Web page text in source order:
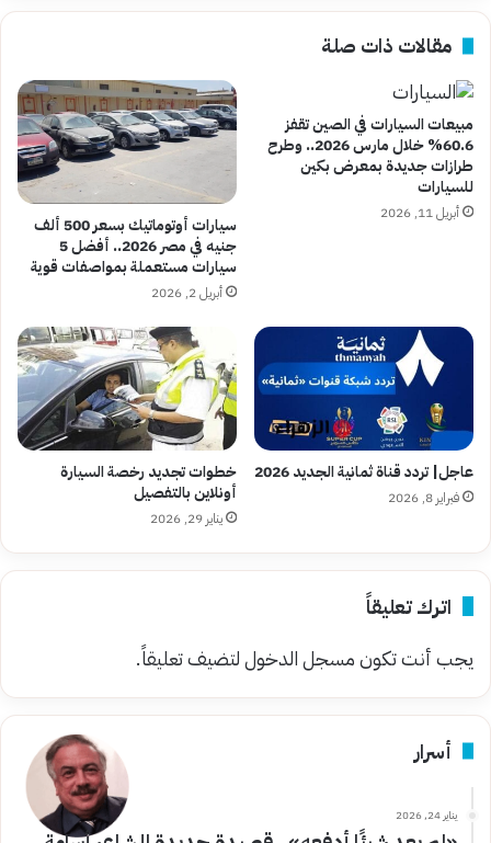
مقالات ذات صلة
مبيعات السيارات في الصين تقفز
60.6% خلال مارس 2026.. وطرح
طرازات جديدة بمعرض بكين
للسيارات
أبريل 11, 2026
سيارات أوتوماتيك بسعر 500 ألف
جنيه في مصر 2026.. أفضل 5
سيارات مستعملة بمواصفات قوية
أبريل 2, 2026
عاجل| تردد قناة ثمانية الجديد 2026
فبراير 8, 2026
خطوات تجديد رخصة السيارة
أونلاين بالتفصيل
يناير 29, 2026
اترك تعليقاً
يجب أنت تكونمسجل الدخوللتضيف تعليقاً.
أسرار
يناير 24, 2026